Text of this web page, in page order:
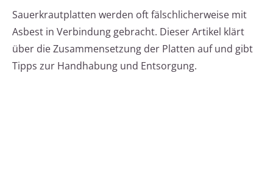
Sauerkrautplatten werden oft fälschlicherweise mit
Asbest in Verbindung gebracht. Dieser Artikel klärt
über die Zusammensetzung der Platten auf und gibt
Tipps zur Handhabung und Entsorgung.